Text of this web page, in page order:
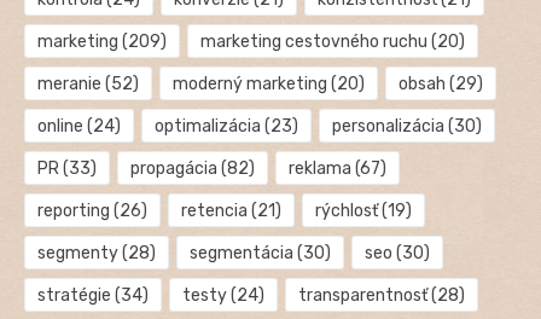
marketing (209) marketing cestovného ruchu (20)
meranie (52) moderný marketing (20) obsah (29)
online (24) optimalizácia (23) personalizácia (30)
PR(33) propagácia (82) reklama (67)
reporting (26) retencia (21) rýchlosť(19)
segmenty(28) segmentácia (30) seo (30)
stratégie (34) testy(24) transparentnosť(28)